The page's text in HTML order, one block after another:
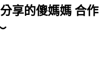
享的傻媽媽 合